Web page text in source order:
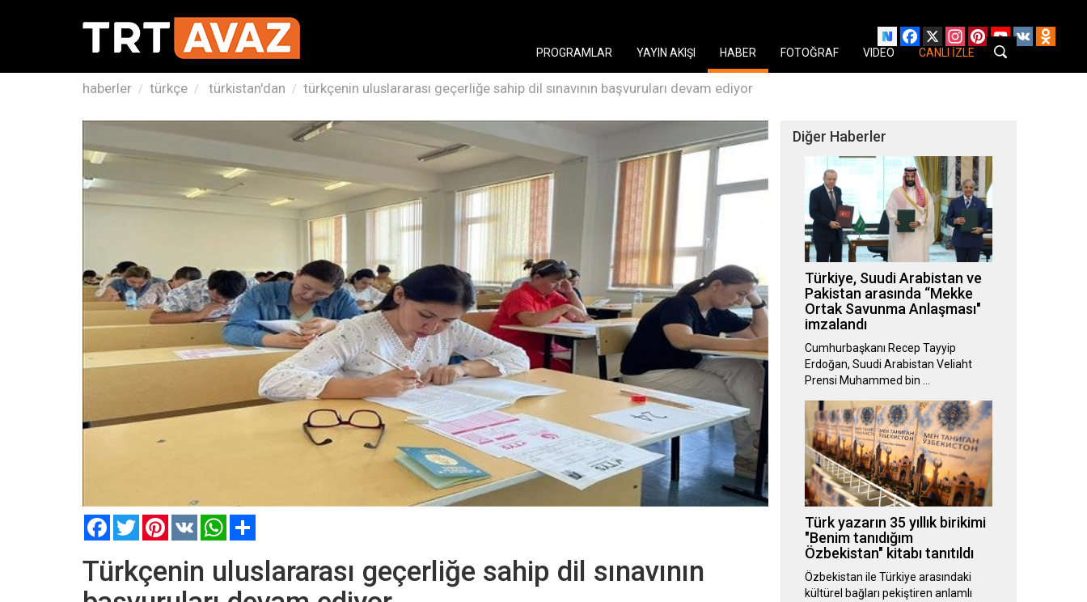
Facebook
X Instagram
PinterestYouTube
VK
PROGRAMLAR
YAYIN AKIŞI HABER FOTOĞRAF VIDEO CANLI İZLE
haberler türkçe türkistan'dan türkçenin uluslararası geçerliğe sahip dil sınavının başvuruları devam ediyor
FacebookTwitterPinterest
VK WhatsApp
Türkçenin uluslararası geçerliğe sahip dil sınavının
Diğer Haberler
Türkiye, Suudi Arabistan ve
Pakistan arasında “Mekke
Ortak Savunma Anlaşması"
imzalandı
Cumhurbaşkanı Recep Tayyip
Erdoğan, Suudi Arabistan Veliaht
Prensi Muhammed bin …
Türk yazarın 35 yıllık birikimi
"Benim tanıdığım
Özbekistan" kitabı tanıtıldı
Özbekistan ile Türkiye arasındaki
kültürel bağları pekiştiren anlamlı